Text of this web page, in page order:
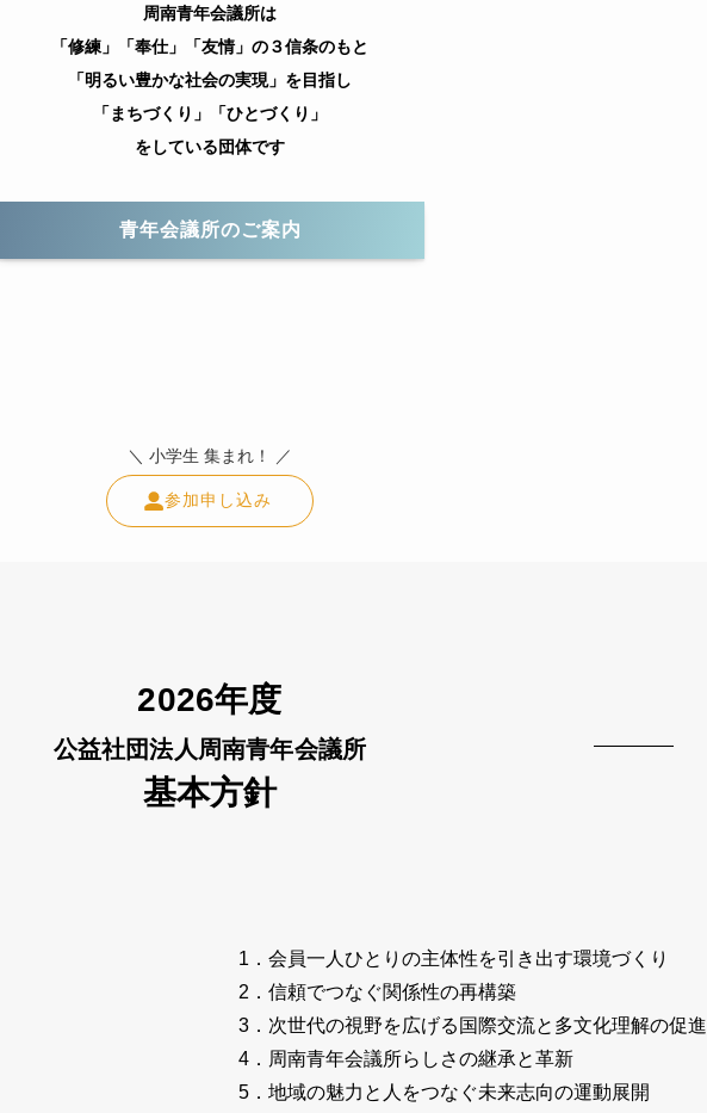
周南青年会議所は
「修練」「奉仕」「友情」の３信条のもと
「明るい豊かな社会の実現」を目指し
「まちづくり」「ひとづくり」
をしている団体です
青年会議所のご案内
＼ 小学生 集まれ！ ／
参加申し込み
2026年度
公益社団法人周南青年会議所
基本方針
1．会員一人ひとりの主体性を引き出す環境づくり
2．信頼でつなぐ関係性の再構築
3．次世代の視野を広げる国際交流と多文化理解の促進
4．周南青年会議所らしさの継承と革新
5．地域の魅力と人をつなぐ未来志向の運動展開